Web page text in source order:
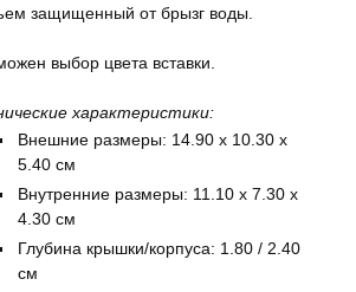
защищенный от брызг воды.
выбор цвета вставки.
характеристики:
Внешние размеры: 14.90 x 10.30 x
5.40 см
Внутренние размеры: 11.10 x 7.30 x
4.30 см
Глубина крышки/корпуса: 1.80 / 2.40
см